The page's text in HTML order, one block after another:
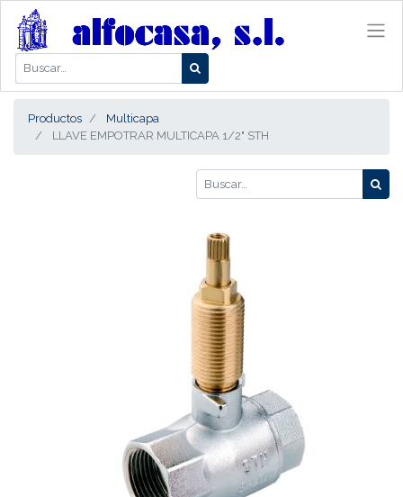
Productos
Multicapa
LLAVE EMPOTRAR MULTICAPA 1/2" STH